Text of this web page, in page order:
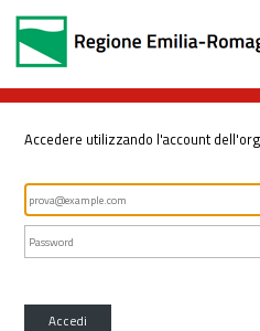
Accedere utilizzando l'account
Accedi